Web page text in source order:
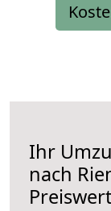
Ihr
nach
Preiswert